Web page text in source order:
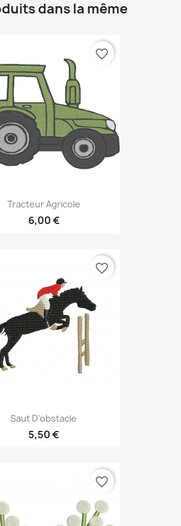
dans la même
Tracteur Agricole
6,00 €
favorite_border
Saut D'obstacle
5,50 €
favorite_border
favorite_border